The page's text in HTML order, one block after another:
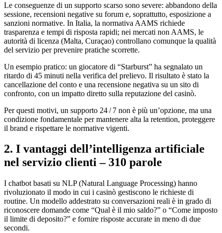
Le conseguenze di un supporto scarso sono severe: abbandono della
sessione, recensioni negative su forum e, soprattutto, esposizione a
sanzioni normative. In Italia, la normativa AAMS richiede
trasparenza e tempi di risposta rapidi; nei mercati non AAMS, le
autorità di licenza (Malta, Curaçao) controllano comunque la qualità
del servizio per prevenire pratiche scorrette.
Un esempio pratico: un giocatore di “Starburst” ha segnalato un
ritardo di 45 minuti nella verifica del prelievo. Il risultato è stato la
cancellazione del conto e una recensione negativa su un sito di
confronto, con un impatto diretto sulla reputazione del casinò.
Per questi motivi, un supporto 24 / 7 non è più un’opzione, ma una
condizione fondamentale per mantenere alta la retention, proteggere
il brand e rispettare le normative vigenti.
2. I vantaggi dell’intelligenza artificiale
nel servizio clienti – 310 parole
I chatbot basati su NLP (Natural Language Processing) hanno
rivoluzionato il modo in cui i casinò gestiscono le richieste di
routine. Un modello addestrato su conversazioni reali è in grado di
riconoscere domande come “Qual è il mio saldo?” o “Come imposto
il limite di deposito?” e fornire risposte accurate in meno di due
secondi.